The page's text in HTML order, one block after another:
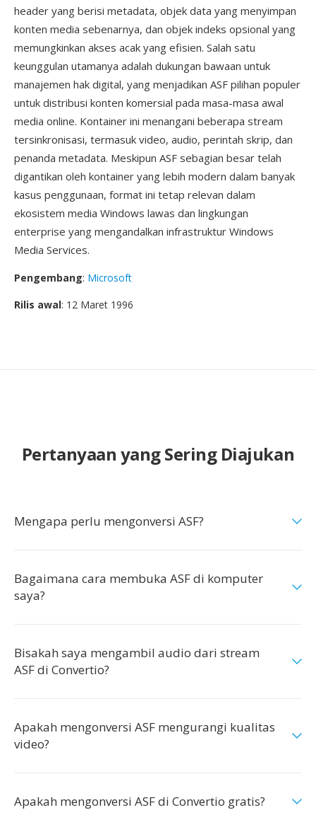
header yang berisi metadata, objek data yang menyimpan
konten media sebenarnya, dan objek indeks opsional yang
memungkinkan akses acak yang efisien. Salah satu
keunggulan utamanya adalah dukungan bawaan untuk
manajemen hak digital, yang menjadikan ASF pilihan populer
untuk distribusi konten komersial pada masa-masa awal
media online. Kontainer ini menangani beberapa stream
tersinkronisasi, termasuk video, audio, perintah skrip, dan
penanda metadata. Meskipun ASF sebagian besar telah
digantikan oleh kontainer yang lebih modern dalam banyak
kasus penggunaan, format ini tetap relevan dalam
ekosistem media Windows lawas dan lingkungan
enterprise yang mengandalkan infrastruktur Windows
Media Services.
Pengembang: Microsoft
Rilis awal: 12 Maret 1996
Pertanyaan yang Sering Diajukan
Mengapa perlu mengonversi ASF?
Bagaimana cara membuka ASF di komputer
saya?
Bisakah saya mengambil audio dari stream
ASF di Convertio?
Apakah mengonversi ASF mengurangi kualitas
video?
Apakah mengonversi ASF di Convertio gratis?